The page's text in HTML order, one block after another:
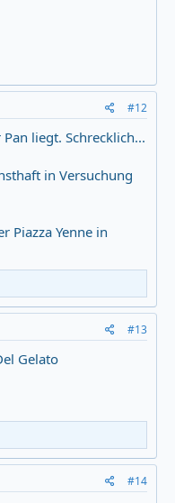
#12
liegt. Schrecklich...
in Versuchung
Piazza Yenne in
#13
Gelato
#14